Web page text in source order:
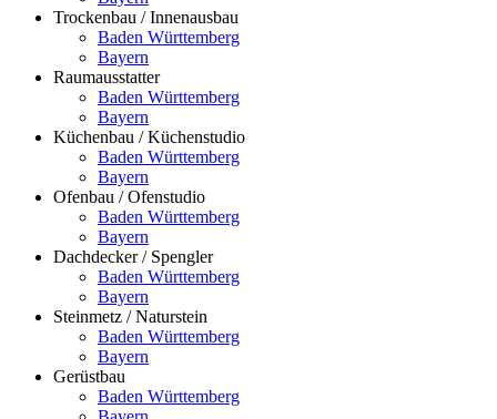
Trockenbau / Innenausbau
Baden Württemberg
Bayern
Raumausstatter
Baden Württemberg
Bayern
Küchenbau / Küchenstudio
Baden Württemberg
Bayern
Ofenbau / Ofenstudio
Baden Württemberg
Bayern
Dachdecker / Spengler
Baden Württemberg
Bayern
Steinmetz / Naturstein
Baden Württemberg
Bayern
Gerüstbau
Baden Württemberg